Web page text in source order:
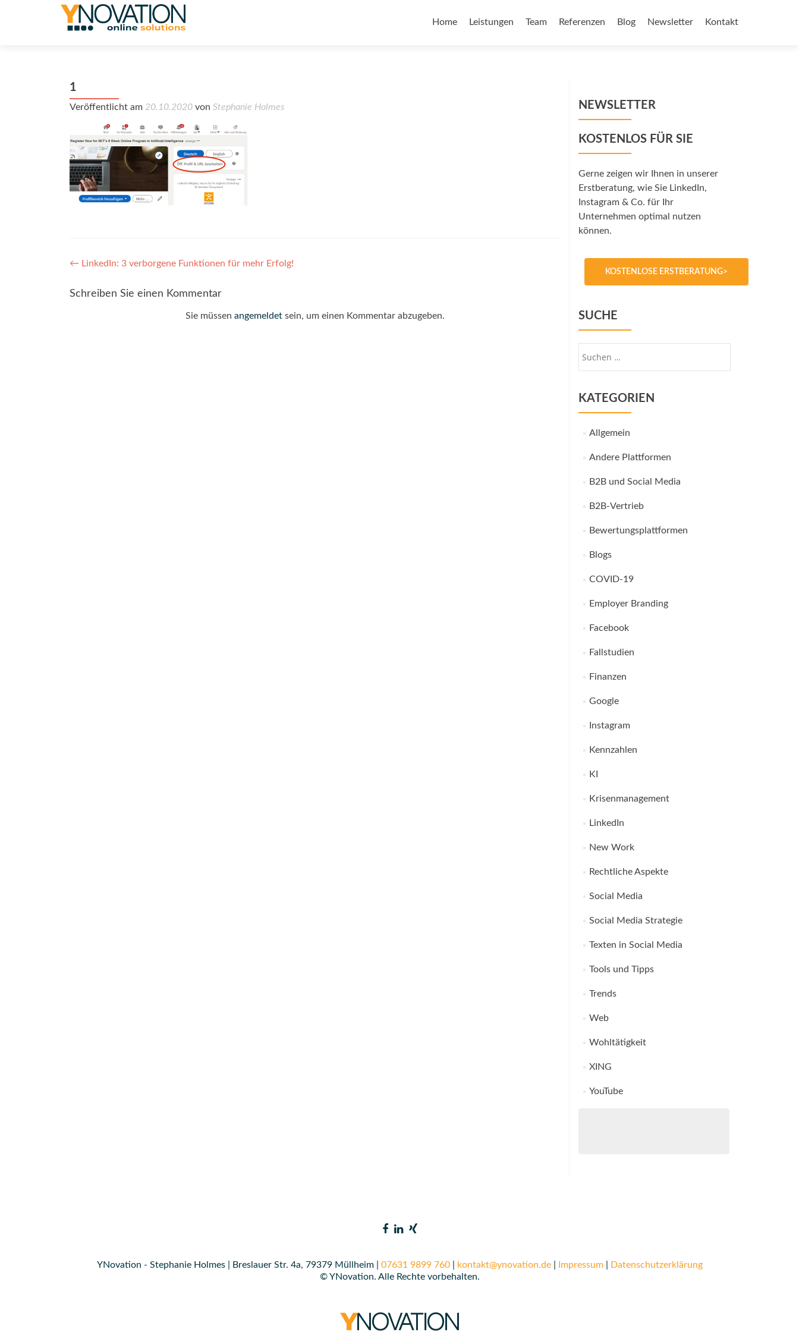
Home Leistungen Team Referenzen Blog Newsletter Kontakt
1
Veröffentlicht am 20.10.2020 von Stephanie Holmes
Post
navigation
← LinkedIn: 3 verborgene Funktionen für mehr Erfolg!
Schreiben Sie einen Kommentar
Sie müssen angemeldetsein, um einen Kommentar abzugeben.
NEWSLETTER
KOSTENLOS FÜR SIE
Gerne zeigen wir Ihnen in unserer
Erstberatung, wie Sie LinkedIn,
Instagram & Co. für Ihr
Unternehmen optimal nutzen
können.
KOSTENLOSE ERSTBERATUNG>
SUCHE
KATEGORIEN
Allgemein
Andere Plattformen
B2B und Social Media
B2B-Vertrieb
Bewertungsplattformen
Blogs
COVID-19
Employer Branding
Facebook
Fallstudien
Finanzen
Google
Instagram
Kennzahlen
KI
Krisenmanagement
LinkedIn
New Work
Rechtliche Aspekte
Social Media
Social Media Strategie
Texten in Social Media
Tools und Tipps
Trends
Web
Wohltätigkeit
XING
YouTube
YNovation - Stephanie Holmes | Breslauer Str. 4a, 79379 Müllheim | 07631 9899 760| kontakt@ynovation.de| Impressum|
Datenschutzerklärung
© YNovation. Alle Rechte vorbehalten.